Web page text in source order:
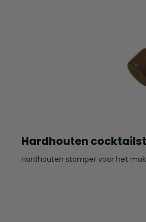
Hardhouten
Hardhouten stamper voor het